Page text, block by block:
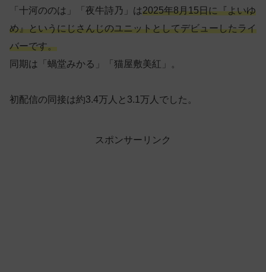
「十河ののは」「夜牛詩乃」は2025年8月15日に『よいゆ
め』というにじさんじのユニットとしてデビューしたライ
バーです。
同期は「蝸堂みかる」「猫屋敷美紅」。
初配信の同接は約3.4万人と3.1万人でした。
スポンサーリンク